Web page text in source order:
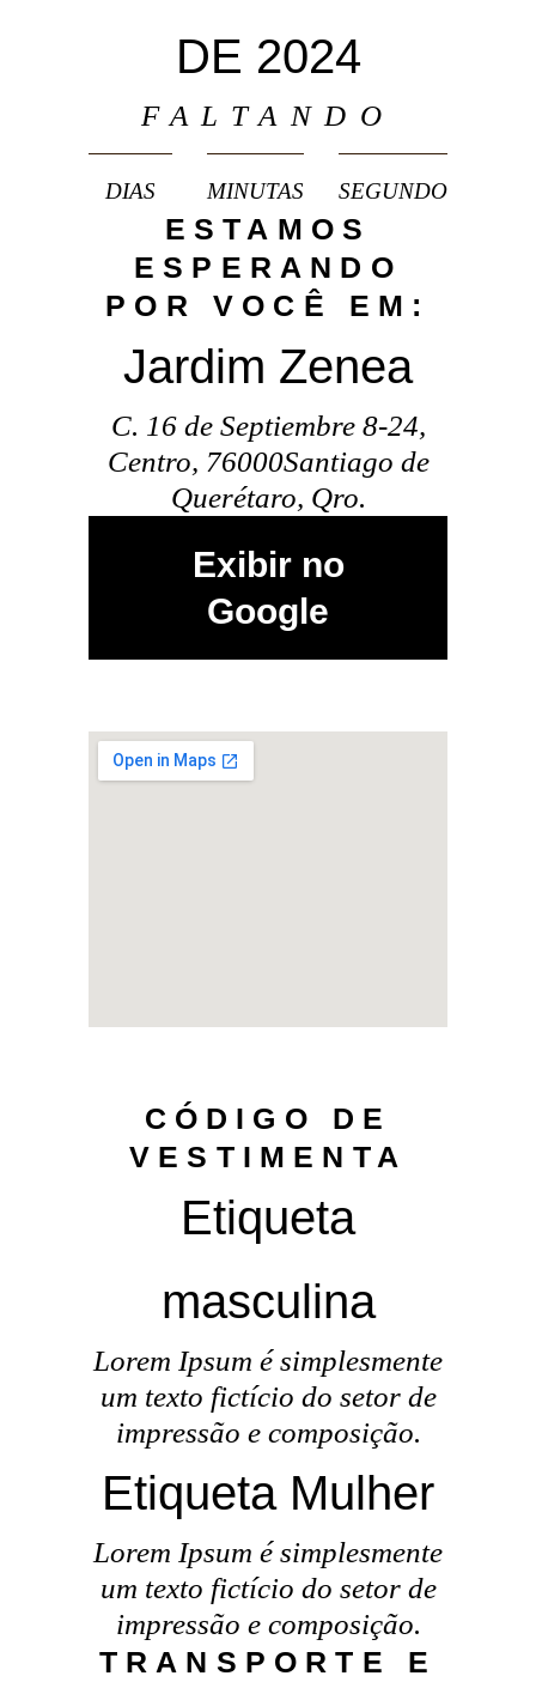
DE 2024
FALTANDO
DIAS MINUTAS SEGUNDO
ESTAMOS
ESPERANDO
POR VOCÊ EM:
Jardim Zenea
C. 16 de Septiembre 8-24,
Centro, 76000Santiago de
Querétaro, Qro.
Exibir no
Google
CÓDIGO DE
VESTIMENTA
Etiqueta
masculina
Lorem Ipsum é simplesmente
um texto fictício do setor de
impressão e composição.
Etiqueta Mulher
Lorem Ipsum é simplesmente
um texto fictício do setor de
impressão e composição.
TRANSPORTE E